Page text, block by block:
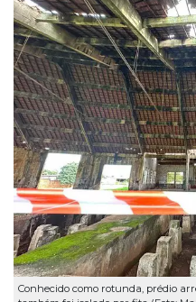
Conhecido como rotunda, prédio